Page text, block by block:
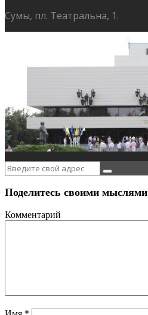
Сумы, пл. Театральна, 1.
Поделитесь своими мыслями
Комментарий